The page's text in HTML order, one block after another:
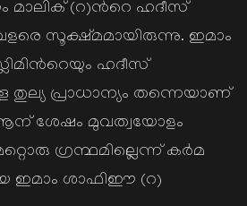
മാലിക് (റ)ന്‍റെ ഹദീസ്
സൂക്ഷ്മമായിരുന്നു. ഇമാം
ഹദീസ്
തുല്യ പ്രാധാന്യം തന്നെയാണ്
ശേഷം മുവത്വയോളം
ഗ്രന്ഥമില്ലെന്ന് കര്‍മ
ഇമാം ശാഫിഈ (റ)